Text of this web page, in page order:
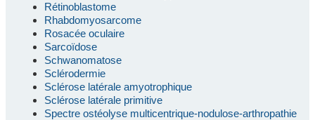
Rétinoblastome
Rhabdomyosarcome
Rosacée oculaire
Sarcoïdose
Schwanomatose
Sclérodermie
Sclérose latérale amyotrophique
Sclérose latérale primitive
Spectre ostéolyse multicentrique-nodulose-arthropathie